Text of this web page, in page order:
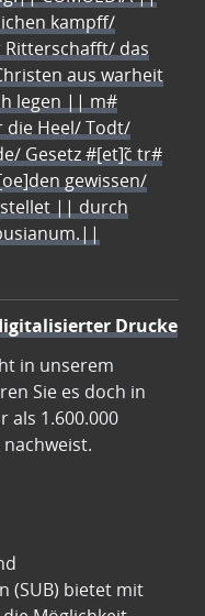
kampff/
das
aus warheit
legen || m#
die Heel/ Todt/
Gesetz #[et]c̃ tr#
gewissen/
|| durch
Drucke
in unserem
Sie es doch in
als 1.600.000
(SUB) bietet mit